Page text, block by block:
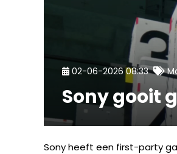
02-06-2026 08:33
Sony gooit
Sony heeft een first-party